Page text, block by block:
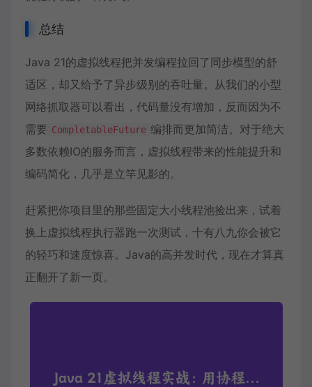
总结
Java 21的虚拟线程把并发编程拉回了同步模型的舒
适区，却又给予了异步级别的吞吐量。从我们的小型
网络抓取器可以看出，代码量没有增加，反而因为不
需要 CompletableFuture 编排而更加简洁。对于绝大
多数依赖IO的服务而言，虚拟线程带来的性能提升和
编码简化，几乎是立竿见影的。
赶紧把你项目里的那些固定大小线程池捡出来，试着
换上虚拟线程执行器跑一次测试，十有八九你会被它
的轻巧和速度惊喜。Java的高并发时代，现在才算真
正翻开了新一页。